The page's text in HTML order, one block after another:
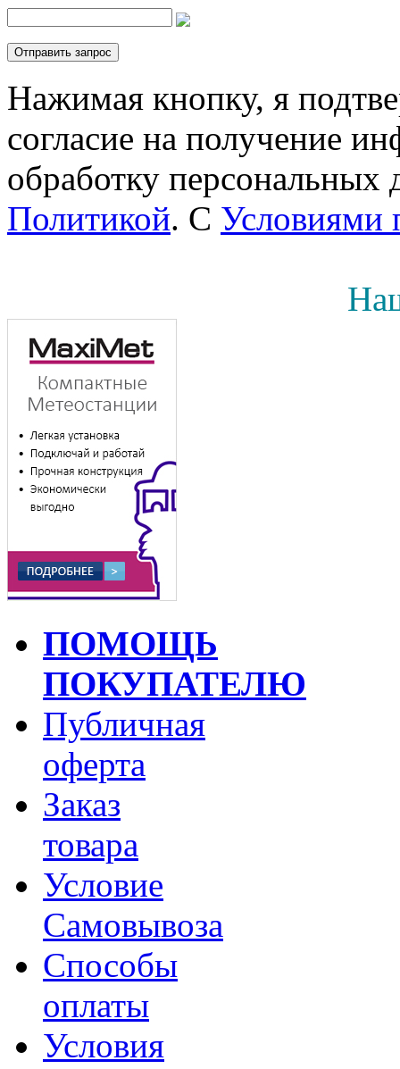
Нажимая кнопку, я
согласие на получение
обработку персональных
Политикой. С Условиями
ПОМОЩЬ
ПОКУПАТЕЛЮ
Публичная
оферта
Заказ
товара
Условие
Самовывоза
Способы
оплаты
Условия